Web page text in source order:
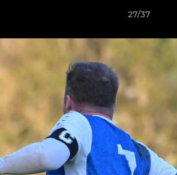
27/37